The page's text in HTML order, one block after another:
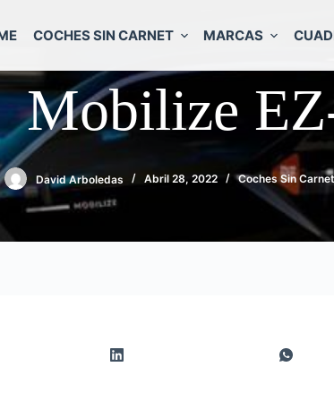
COCHES SIN CARNET MARCAS
Mobilize
David Arboledas Abril 28, 2022 Coches Sin Carnet